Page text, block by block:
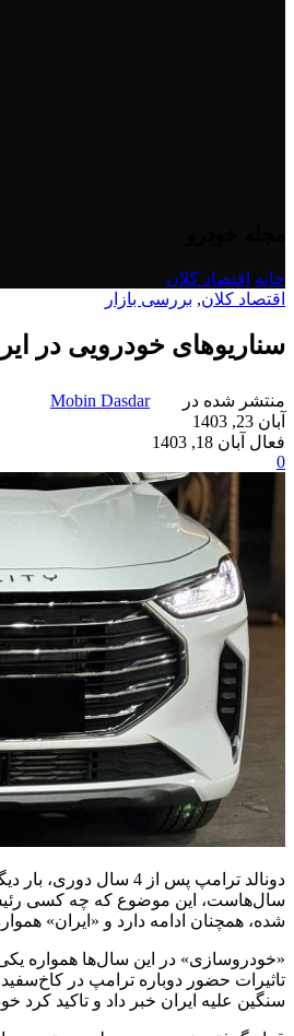
خانه اقتصاد کلان
اقتصاد کلان, بررسی بازار
سناریوهای خودرویی در
منتشر شده در
Mobin Dasdar
آبان 23, 1403
فعال آبان 18, 1403
0
سال‌هاست، این موضوع که چه کسی
شده، همچنان ادامه دارد و «ایران»
«خودروسازی» در این سال‌ها همواره
سنگین علیه ایران خبر داد و تاکید